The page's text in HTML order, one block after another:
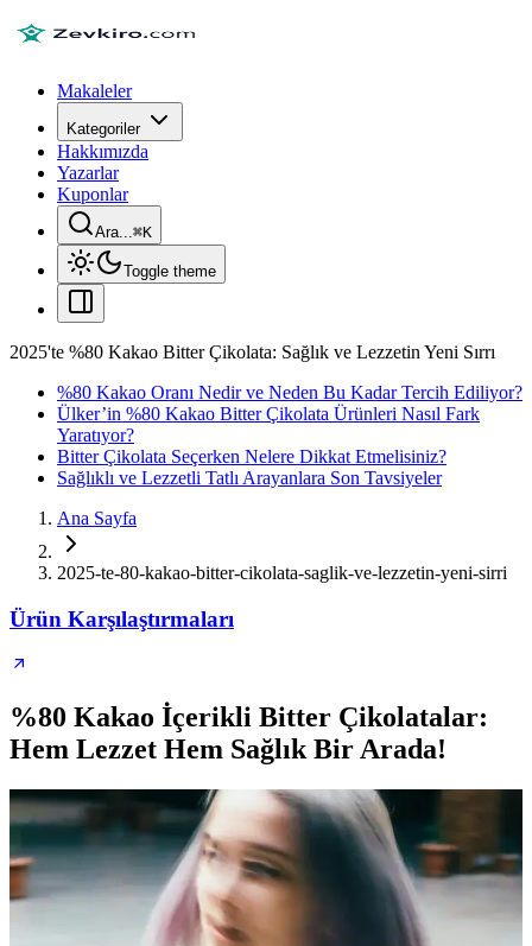
Makaleler
Kategoriler
Hakkımızda
Yazarlar
Kuponlar
Ara...⌘K
Toggle theme
2025'te %80 Kakao Bitter Çikolata: Sağlık ve Lezzetin Yeni Sırrı
%80 Kakao Oranı Nedir ve Neden Bu Kadar Tercih Ediliyor?
Ülker’in %80 Kakao Bitter Çikolata Ürünleri Nasıl Fark
Yaratıyor?
Bitter Çikolata Seçerken Nelere Dikkat Etmelisiniz?
Sağlıklı ve Lezzetli Tatlı Arayanlara Son Tavsiyeler
Ana Sayfa
2025-te-80-kakao-bitter-cikolata-saglik-ve-lezzetin-yeni-sirri
Ürün Karşılaştırmaları
%80 Kakao İçerikli Bitter Çikolatalar:
Hem Lezzet Hem Sağlık Bir Arada!